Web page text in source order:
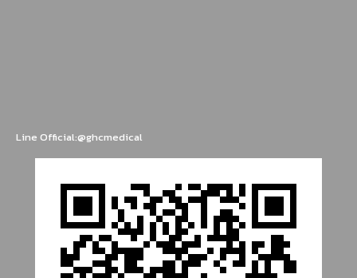
Line Official:@ghcmedical